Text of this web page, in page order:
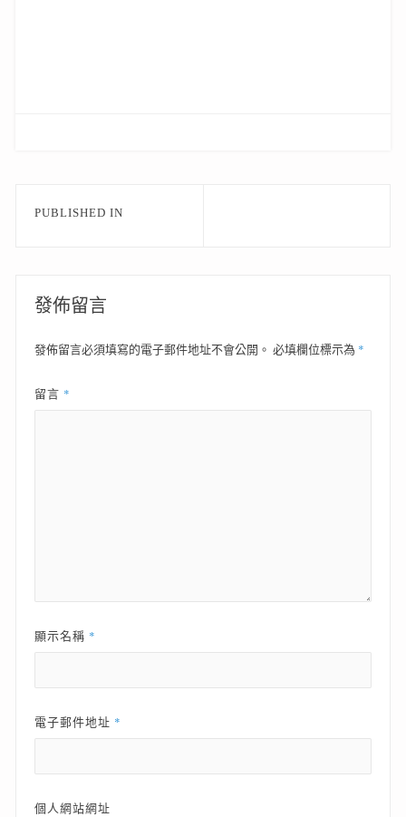
文
覽
PUBLISHED IN
發佈留言
發佈留言必須填寫的電子郵件地址不會公開。 必填欄位標示為 *
留言 *
顯示名稱 *
電子郵件地址 *
個人網站網址